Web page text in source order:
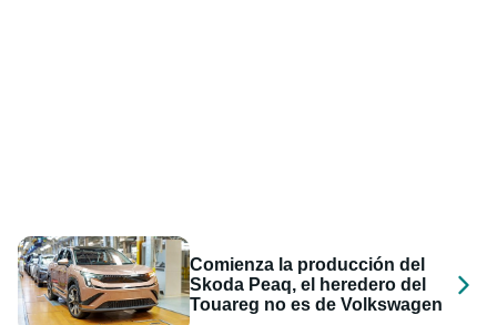
Comienza la producción del
Skoda Peaq, el heredero del
Touareg no es de Volkswagen